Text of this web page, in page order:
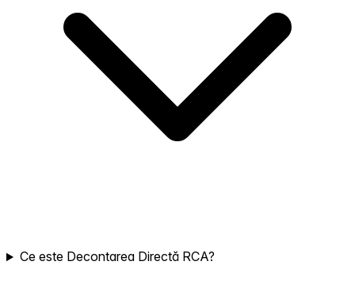
Ce este Decontarea Directă RCA?